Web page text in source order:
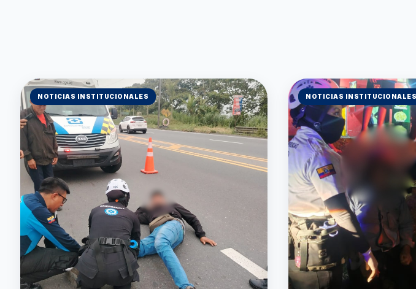
NOTICIAS INSTITUCIONALES NOTICIAS INSTITUCIONALES